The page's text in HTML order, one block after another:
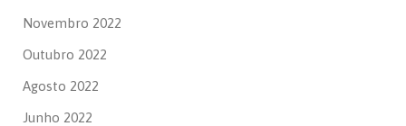
Novembro 2022
Outubro 2022
Agosto 2022
Junho 2022